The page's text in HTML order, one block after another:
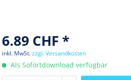
6.89 CHF *
inkl. MwSt.zzgl. Versandkosten
Als Sofortdownload verfügbar